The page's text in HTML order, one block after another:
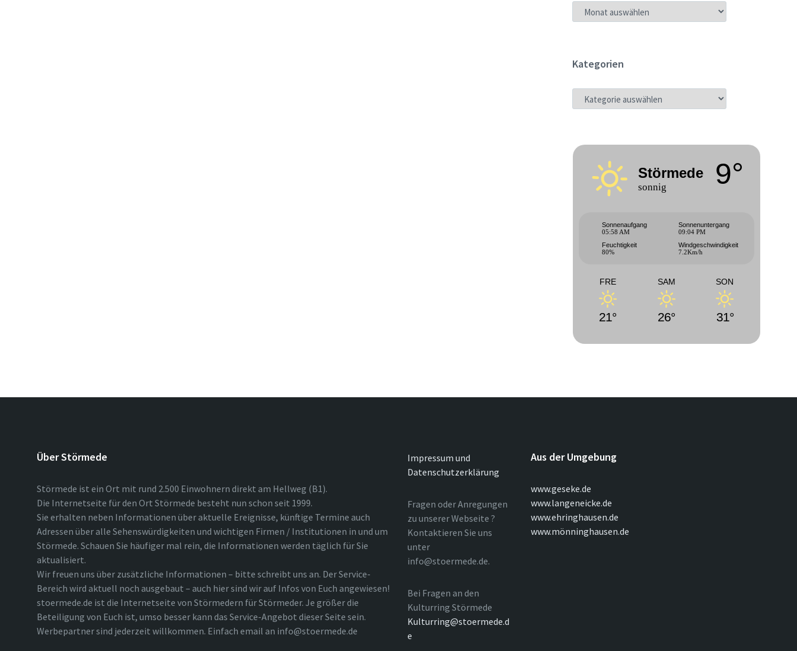
ARCHIV
Kategorien
KATEGORIEN
Störmede
sonnig 9°
Sonnenaufgang
05:58 AM
Sonnenuntergang
09:04 PM
Feuchtigkeit
80%
Windgeschwindigkeit
7.2Km/h
FRE
21°
SAM
26°
SON
31°
Über Störmede
Störmede ist ein Ort mit rund 2.500 Einwohnern direkt am Hellweg (B1).
Die Internetseite für den Ort Störmede besteht nun schon seit 1999.
Sie erhalten neben Informationen über aktuelle Ereignisse, künftige Termine auch
Adressen über alle Sehenswürdigkeiten und wichtigen Firmen / Institutionen in und um
Störmede. Schauen Sie häufiger mal rein, die Informationen werden täglich für Sie
aktualisiert.
Wir freuen uns über zusätzliche Informationen – bitte schreibt uns an. Der Service-
Bereich wird aktuell noch ausgebaut – auch hier sind wir auf Infos von Euch angewiesen!
stoermede.de ist die Internetseite von Störmedern für Störmeder. Je größer die
Beteiligung von Euch ist, umso besser kann das Service-Angebot dieser Seite sein.
Werbepartner sind jederzeit willkommen. Einfach email an info@stoermede.de
Impressum und
Datenschutzerklärung
Fragen oder Anregungen
zu unserer Webseite ?
Kontaktieren Sie uns
unter
info@stoermede.de.
Bei Fragen an den
Kulturring Störmede
Kulturring@stoermede.d
e
Aus der Umgebung
www.geseke.de
www.langeneicke.de
www.ehringhausen.de
www.mönninghausen.de